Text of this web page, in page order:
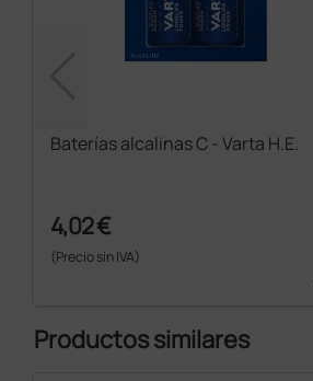
Baterías alcalinas C - Varta H.E.
4,02 €
(Precio sin IVA)
Productos similares